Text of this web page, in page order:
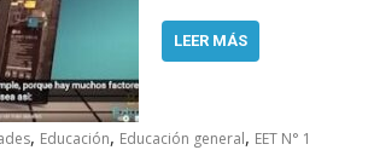
LEER MÁS
, Educación, Educación general, EET N° 1